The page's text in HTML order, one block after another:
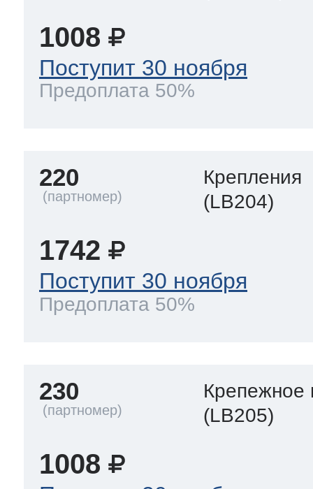
1008
Поступит 30 ноября
Предоплата 50%
220
Крепления
(LB204)
1742
Поступит 30 ноября
Предоплата 50%
230
Крепежное
(LB205)
1008